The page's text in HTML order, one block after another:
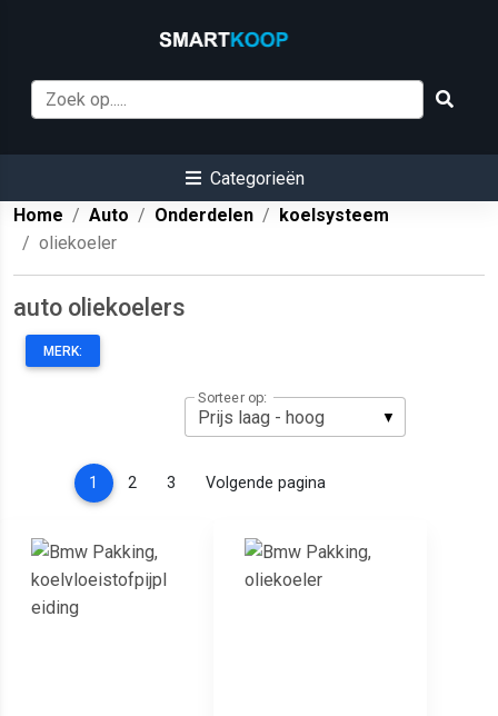
Categorieën
Home
Auto Onderdelen
koelsysteem
oliekoeler
auto oliekoelers
MERK:
Sorteer op:
1 (current)
2 3 Volgende pagina